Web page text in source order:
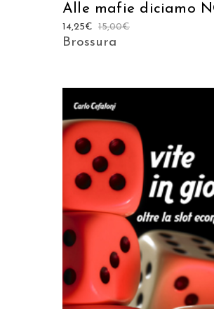
Alle mafie diciamo
15,00€
14,25€
Brossura
AGGIUNGI AL CARRELLO